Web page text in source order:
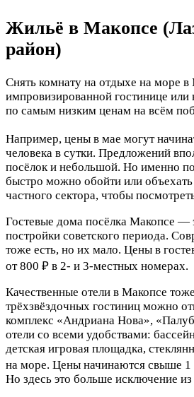
Жильё в Макопсе
район)
Снять комнату на отдыхе на море в
импровизированной гостинице
по самым низким ценам на всём
Например, цены в мае могут
человека в сутки. Предложений
посёлок и небольшой. Но именно
быстро можно обойти или
частного сектора, чтобы
Гостевые дома посёлка Макопсе —
постройки советского периода.
тоже есть, но их мало. Цены в
от 800 ₽ в 2- и 3-местных номерах.
Качественные отели в Макопсе
трёхзвёздочных гостиниц можно
комплекс «Андриана Нова»,
отели со всеми удобствами:
детская игровая площадка,
на море. Цены начинаются свыше 1
Но здесь это больше исключение из